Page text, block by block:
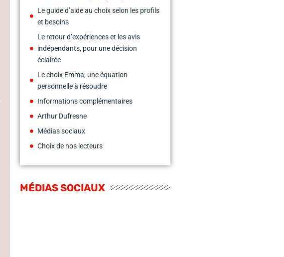
Le guide d’aide au choix selon les profils
et besoins
Le retour d’expériences et les avis
indépendants, pour une décision
éclairée
Le choix Emma, une équation
personnelle à résoudre
Informations complémentaires
Arthur Dufresne
Médias sociaux
Choix de nos lecteurs
MÉDIAS SOCIAUX